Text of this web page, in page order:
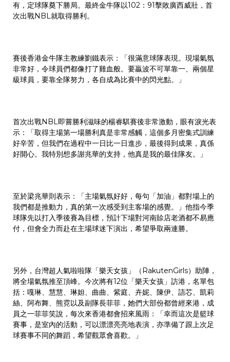
有，定球隊奠下勝局。最終金牛隊以102：91擊敗廣西威壯，首
次出戰NBL就取得勝利。
賽後香港金牛隊主教練劉鐵表示：「很滿意球隊表現。現場氣氛
非常好，令球員們都像打了雞血般。要贏波不可單靠一、兩個星
級球員，要靠全隊努力，各自成為比賽中的閃光點。」
首次出戰NBL即嘗勝利滋味的楊睿騏賽後非常激動，眼有淚光表
示：「取得主場第一場勝利真是非常感觸，這個多月密集式訓練
好辛苦，但我們在過程中一日比一日進步，最後得到成果，真係
好開心。我特別想多謝兆華的支持，他真是我的最佳隊友。」
至於梁兆華則表示：「主場氣氛好好，每句「加油」都對場上的
我們都是推動力，真的第一次感受到主客場的感覺。」他指今季
球隊先以打入季後賽為目標，預計下場對河南賒店老酒都不易應
付，但會全力而赴在主場球迷下演出，希望爭取兩連勝。
另外，台灣超人氣啦啦隊「樂天女孩」（RakutenGirls）助陣，
將全場氣氛推至頂峰。今次將有12位「樂天女孩」訪港，名單包
括：嘎琳、慧慧、琳妲、曲曲、紫庭、卉妮、陳伊、語芯、凱莉
絲、阿布舞、熊霓以及副隊長菲菲，她們大部份都曾經來港，成
員之一菲菲笑說，每次來香港都會招來風雨：「幸而這次是籃球
賽事，是室內的活動，可以漂漂亮亮地表演，亦準備了跟上次足
球賽事不同的舞蹈，希望觀眾會喜歡。」